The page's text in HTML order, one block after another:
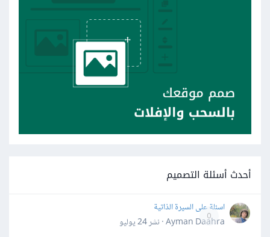
أحدث أسئلة التصميم
0
اسئلة على السيرة الذاتية
Ayman Daahra · نشر
24 يوليو